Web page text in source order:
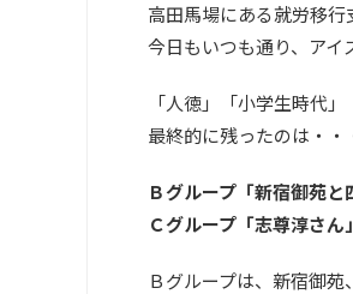
高田馬場にある就労移
今日もいつも通り、アイ
「人徳」「小学生時代
最終的に残ったのは・・
Ｂグループ「新宿御苑と
Ｃグループ「志尊淳さん」
Ｂグループは、新宿御